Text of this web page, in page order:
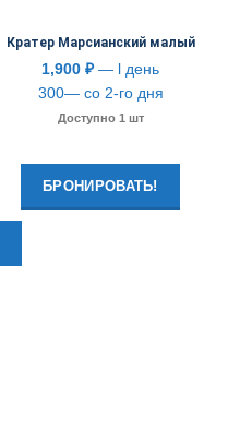
Кратер Марсианский малый
1,900 ₽— l день
300— со 2-го дня
Доступно 1 шт
БРОНИРОВАТЬ!